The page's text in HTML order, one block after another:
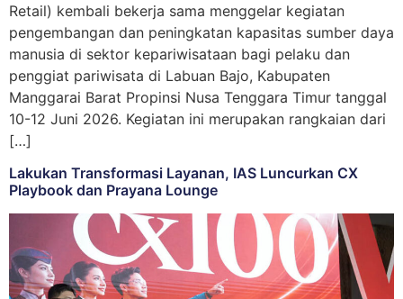
Retail) kembali bekerja sama menggelar kegiatan
pengembangan dan peningkatan kapasitas sumber daya
manusia di sektor kepariwisataan bagi pelaku dan
penggiat pariwisata di Labuan Bajo, Kabupaten
Manggarai Barat Propinsi Nusa Tenggara Timur tanggal
10-12 Juni 2026. Kegiatan ini merupakan rangkaian dari
[…]
Lakukan Transformasi Layanan, IAS Luncurkan CX
Playbook dan Prayana Lounge